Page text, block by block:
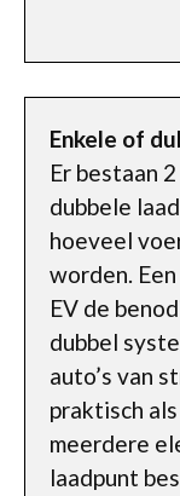
Enkele of
Er bestaan
dubbele
hoeveel
worden.
EV de
dubbel
auto’s van
praktisch
meerdere
laadpunt